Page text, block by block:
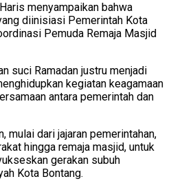
menyampaikan bahwa
diinisiasi Pemerintah Kota
Pemuda Remaja Masjid
suci Ramadan justru menjadi
kegiatan keagamaan
antara pemerintah dan
mulai dari jajaran pemerintahan,
hingga remaja masjid, untuk
gerakan subuh
Kota Bontang.